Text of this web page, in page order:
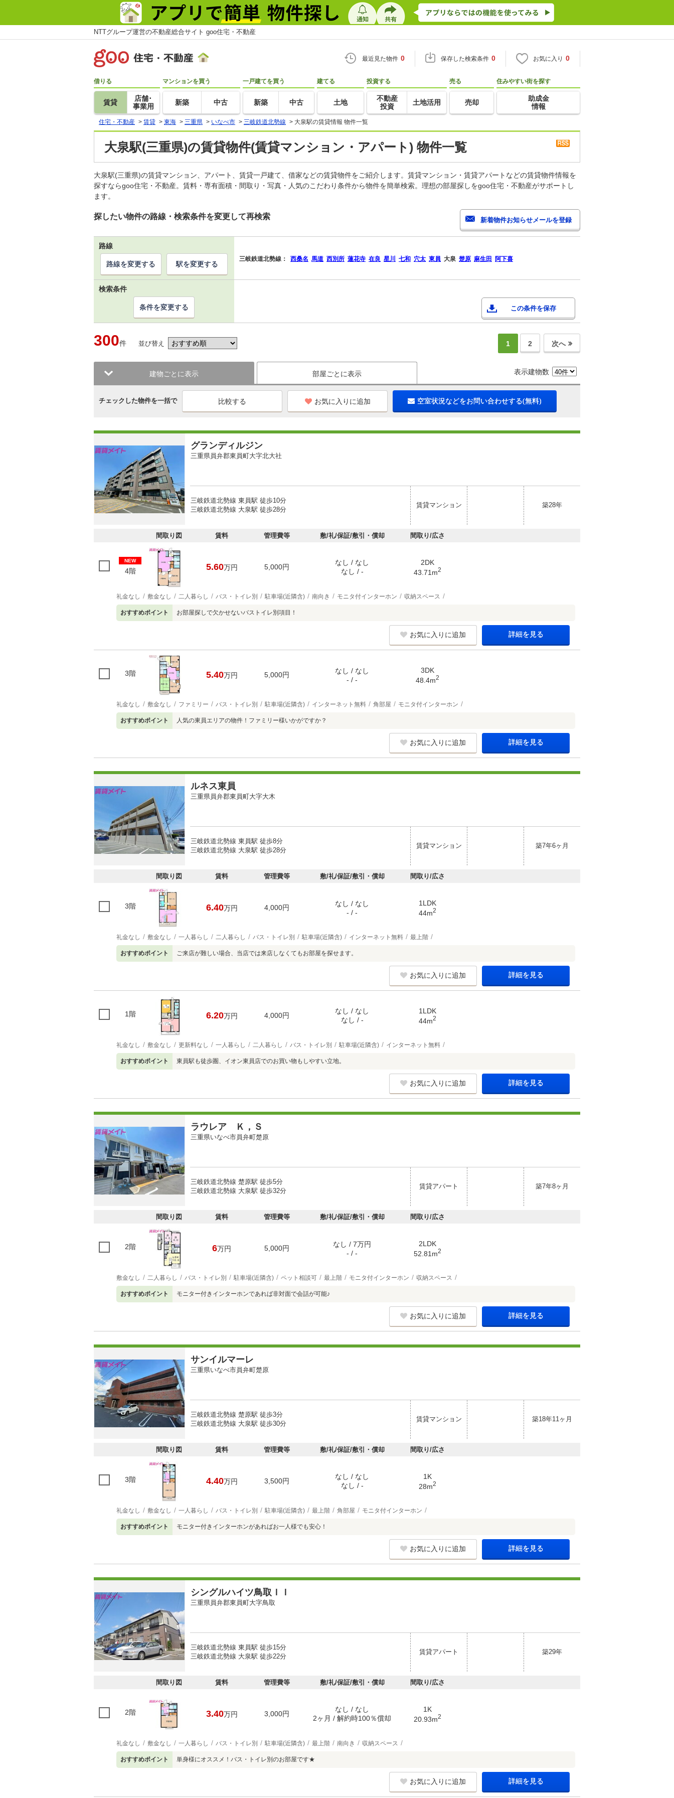
NTTグループ運営の不動産総合サイト goo住宅・不動産
最近見た物件 0 保存した検索条件 0 お気に入り 0
借りる
賃貸
店舗･
事業用
マンションを買う
新築 中古
一戸建てを買う
新築 中古
建てる
土地
投資する
不動産
投資
土地活用
売る
売却
住みやすい街を探す
助成金
情報
住宅・不動産 > 賃貸 > 東海 > 三重県 > いなべ市 > 三岐鉄道北勢線 > 大泉駅の賃貸情報 物件一覧
大泉駅(三重県)の賃貸物件(賃貸マンション・アパート) 物件一覧
大泉駅(三重県)の賃貸マンション、アパート、賃貸一戸建て、借家などの賃貸物件をご紹介します。賃貸マンション・賃貸アパートなどの賃貸物件情報を
探すならgoo住宅・不動産。賃料・専有面積・間取り・写真・人気のこだわり条件から物件を簡単検索。理想の部屋探しをgoo住宅・不動産がサポートし
ます。
探したい物件の路線・検索条件を変更して再検索
路線
三岐鉄道北勢線： 西桑名 馬道 西別所 蓮花寺 在良 星川 七和 穴太 東員 大泉 楚原 麻生田 阿下喜
路線を変更する 駅を変更する
検索条件
この条件を保存
条件を変更する
300件 並び替え 1 2 次へ
建物ごとに表示 部屋ごとに表示 表示建物数
チェックした物件を一括で お気に入りに追加 空室状況などをお問い合わせする(無料)
グランディルジン
三重県員弁郡東員町大字北大社
三岐鉄道北勢線 東員駅 徒歩10分
三岐鉄道北勢線 大泉駅 徒歩28分
賃貸マンション 築28年
間取り図 賃料 管理費等 敷/礼/保証/敷引・償却 間取り/広さ
NEW
4階 5.60万円 5,000円
なし / なし
なし / -
2DK
43.71m2
礼金なし 敷金なし 二人暮らし バス・トイレ別 駐車場(近隣含) 南向き モニタ付インターホン 収納スペース
おすすめポイント お部屋探しで欠かせないバストイレ別項目！
お気に入りに追加 詳細を見る
3階 5.40万円 5,000円
なし / なし
- / -
3DK
48.4m2
礼金なし 敷金なし ファミリー バス・トイレ別 駐車場(近隣含) インターネット無料 角部屋 モニタ付インターホン
おすすめポイント 人気の東員エリアの物件！ファミリー様いかがですか？
お気に入りに追加 詳細を見る
ルネス東員
三重県員弁郡東員町大字大木
三岐鉄道北勢線 東員駅 徒歩8分
三岐鉄道北勢線 大泉駅 徒歩28分
賃貸マンション 築7年6ヶ月
間取り図 賃料 管理費等 敷/礼/保証/敷引・償却 間取り/広さ
3階 6.40万円 4,000円
なし / なし
- / -
1LDK
44m2
礼金なし 敷金なし 一人暮らし 二人暮らし バス・トイレ別 駐車場(近隣含) インターネット無料 最上階
おすすめポイント ご来店が難しい場合、当店では来店しなくてもお部屋を探せます。
お気に入りに追加 詳細を見る
1階 6.20万円 4,000円
なし / なし
なし / -
1LDK
44m2
礼金なし 敷金なし 更新料なし 一人暮らし 二人暮らし バス・トイレ別 駐車場(近隣含) インターネット無料
おすすめポイント 東員駅も徒歩圏、イオン東員店でのお買い物もしやすい立地。
お気に入りに追加 詳細を見る
ラウレア Ｋ，Ｓ
三重県いなべ市員弁町楚原
三岐鉄道北勢線 楚原駅 徒歩5分
三岐鉄道北勢線 大泉駅 徒歩32分
賃貸アパート 築7年8ヶ月
間取り図 賃料 管理費等 敷/礼/保証/敷引・償却 間取り/広さ
2階 6万円 5,000円
なし / 7万円
- / -
2LDK
52.81m2
敷金なし 二人暮らし バス・トイレ別 駐車場(近隣含) ペット相談可 最上階 モニタ付インターホン 収納スペース
おすすめポイント モニター付きインターホンであれば非対面で会話が可能♪
お気に入りに追加 詳細を見る
サンイルマーレ
三重県いなべ市員弁町楚原
三岐鉄道北勢線 楚原駅 徒歩3分
三岐鉄道北勢線 大泉駅 徒歩30分
賃貸マンション 築18年11ヶ月
間取り図 賃料 管理費等 敷/礼/保証/敷引・償却 間取り/広さ
3階 4.40万円 3,500円
なし / なし
なし / -
1K
28m2
礼金なし 敷金なし 一人暮らし バス・トイレ別 駐車場(近隣含) 最上階 角部屋 モニタ付インターホン
おすすめポイント モニター付きインターホンがあればお一人様でも安心！
お気に入りに追加 詳細を見る
シングルハイツ鳥取ＩＩ
三重県員弁郡東員町大字鳥取
三岐鉄道北勢線 東員駅 徒歩15分
三岐鉄道北勢線 大泉駅 徒歩22分
賃貸アパート 築29年
間取り図 賃料 管理費等 敷/礼/保証/敷引・償却 間取り/広さ
2階 3.40万円 3,000円
なし / なし
2ヶ月 / 解約時100％償却
1K
20.93m2
礼金なし 敷金なし 一人暮らし バス・トイレ別 駐車場(近隣含) 最上階 南向き 収納スペース
おすすめポイント 単身様にオススメ！バス・トイレ別のお部屋です★
お気に入りに追加 詳細を見る